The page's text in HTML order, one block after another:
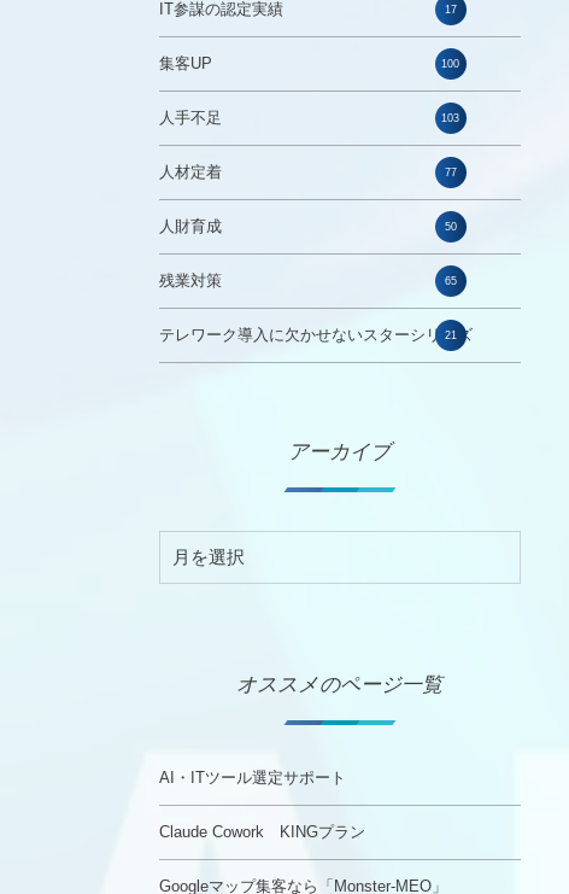
IT参謀の認定実績 17
集客UP 100
人手不足 103
人材定着 77
人財育成 50
残業対策 65
テレワーク導入に欠かせないスターシリーズ
21
アーカイブ
オススメのページ一覧
AI・ITツール選定サポート
Claude Cowork KINGプラン
Googleマップ集客なら「Monster-MEO」